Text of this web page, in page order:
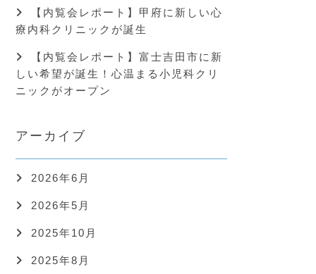
【内覧会レポート】甲府に新しい心
療内科クリニックが誕生
【内覧会レポート】富士吉田市に新
しい希望が誕生！心温まる小児科クリ
ニックがオープン
アーカイブ
2026年6月
2026年5月
2025年10月
2025年8月